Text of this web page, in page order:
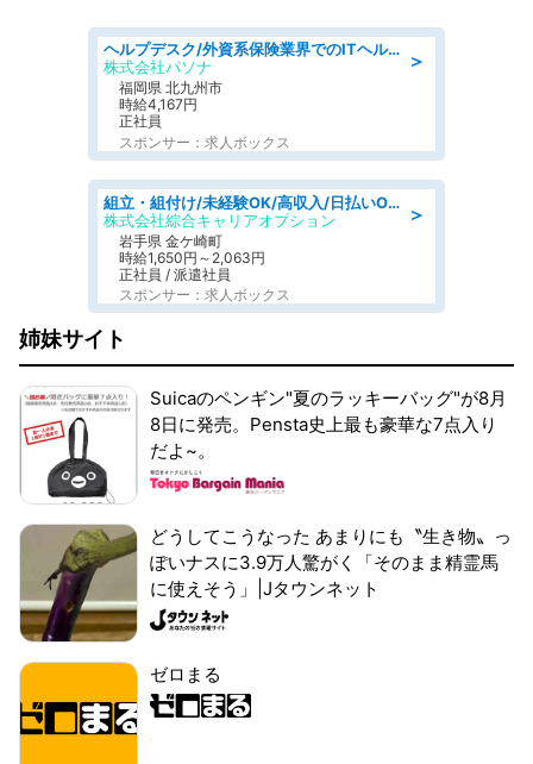
＞
ヘルプデスク/外資系保険業界でのITヘルプデスク業務/駅近/即日勤務可/ヘルプデスク
株式会社パソナ
福岡県 北九州市
時給4,167円
正社員
スポンサー：求人ボックス
＞
組立・組付け/未経験OK/高収入/日払いOK/交替制/20・30・40代活躍中
株式会社綜合キャリアオプション
岩手県 金ケ崎町
時給1,650円～2,063円
正社員 / 派遣社員
スポンサー：求人ボックス
姉妹サイト
Suicaのペンギン"夏のラッキーバッグ"が8月
8日に発売。Pensta史上最も豪華な7点入り
だよ~。
どうしてこうなった あまりにも〝生き物〟っ
ぽいナスに3.9万人驚がく「そのまま精霊馬
に使えそう」|Jタウンネット
ゼロまる